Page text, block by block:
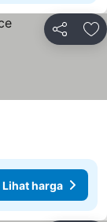
Bagikan
Lihat harga